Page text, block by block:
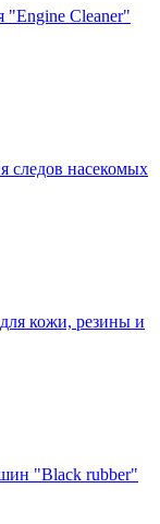
"Engine Cleaner"
следов насекомых
кожи, резины и
"Black rubber"